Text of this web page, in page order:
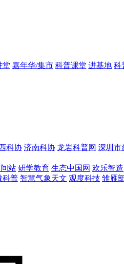
堂 嘉年华/集市 科普课堂 进基地 科
科协 济南科协 龙岩科普网 深圳市
站 研学教育 生态中国网 欢乐智造
科普 智慧气象天文 观度科技 雏雁